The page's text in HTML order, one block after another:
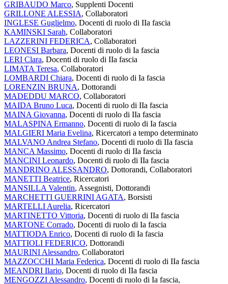
GRIBAUDO Marco, Supplenti Docenti
GRILLONE ALESSIA, Collaboratori
INGLESE Guglielmo, Docenti di ruolo di IIa fascia
KAMINSKI Sarah, Collaboratori
LAZZERINI FEDERICA, Collaboratori
LEONESI Barbara, Docenti di ruolo di Ia fascia
LERI Clara, Docenti di ruolo di IIa fascia
LIMATA Teresa, Collaboratori
LOMBARDI Chiara, Docenti di ruolo di Ia fascia
LORENZIN BRUNA, Dottorandi
MADEDDU MARCO, Collaboratori
MAIDA Bruno Luca, Docenti di ruolo di IIa fascia
MAINA Giovanna, Docenti di ruolo di IIa fascia
MALASPINA Ermanno, Docenti di ruolo di Ia fascia
MALGIERI Maria Evelina, Ricercatori a tempo determinato
MALVANO Andrea Stefano, Docenti di ruolo di IIa fascia
MANCA Massimo, Docenti di ruolo di IIa fascia
MANCINI Leonardo, Docenti di ruolo di IIa fascia
MANDRINO ALESSANDRO, Dottorandi, Collaboratori
MANETTI Beatrice, Ricercatori
MANSILLA Valentin, Assegnisti, Dottorandi
MARCHETTI GUERRINI AGATA, Borsisti
MARTELLI Aurelia, Ricercatori
MARTINETTO Vittoria, Docenti di ruolo di IIa fascia
MARTONE Corrado, Docenti di ruolo di Ia fascia
MATTIODA Enrico, Docenti di ruolo di Ia fascia
MATTIOLI FEDERICO, Dottorandi
MAURINI Alessandro, Collaboratori
MAZZOCCHI Maria Federica, Docenti di ruolo di IIa fascia
MEANDRI Ilario, Docenti di ruolo di IIa fascia
MENGOZZI Alessandro, Docenti di ruolo di Ia fascia,